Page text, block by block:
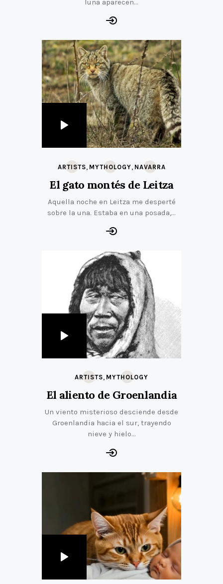
luna aparecen…
ARTISTS, MYTHOLOGY, NAVARRA
El gato montés de Leitza
Aquella noche en Leitza me desperté
sobre la una. Estaba en una posada,…
ARTISTS, MYTHOLOGY
El aliento de Groenlandia
Un viento misterioso desciende desde
Groenlandia hacia el sur, trayendo
nieve y hielo...